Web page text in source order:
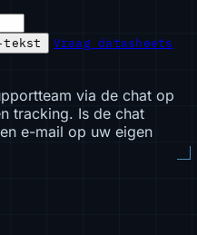
tekst
Vraag datasheets
via de chat op
tracking. Is de chat
e-mail op uw eigen